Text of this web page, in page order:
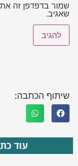
שמור בדפדפן זה
שאגיב.
שיתוף הכתבה:
עוד